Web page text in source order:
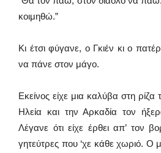
κοιμηθώ.”
Κι έτσι φύγανε, ο Γκιέν κι ο
να πάνε στον μάγο.
Εκείνος είχε μια καλύβα στη
Ηλεία και την Αρκαδία τον
Λέγανε ότι είχε έρθει απ’ τον
γητεύτρες που ‘χε κάθε χωριό. Ο